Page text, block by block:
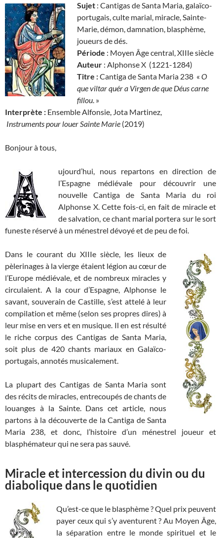
Sujet : Cantigas de Santa Maria, galaïco-
portugais, culte marial, miracle, Sainte-
Marie, démon, damnation, blasphème,
joueurs de dés.
Période : Moyen Âge central, XIIIe siècle
Auteur : Alphonse X (1221-1284)
Titre :Cantiga de Santa Maria 238 « O
que viltar quér a Virgen de que Déus carne
fillou. »
Interprète : Ensemble Alfonsie, Jota Martinez,
Instruments pour louer Sainte Marie (2019)
Bonjour à tous,
ujourd’hui, nous repartons en direction de
l’Espagne médiévale pour découvrir une
nouvelle Cantiga de Santa Maria du roi
Alphonse X. Cette fois-ci, en fait de miracle et
de salvation, ce chant marial portera sur le sort
funeste réservé à un ménestrel dévoyé et de peu de foi.
Dans le courant du XIIIe siècle, les lieux de
pèlerinages à la vierge étaient légion au cœur de
l’Europe médiévale, et de nombreux miracles y
circulaient. A la cour d’Espagne, Alphonse le
savant, souverain de Castille, s’est attelé à leur
compilation et même (selon ses propres dires) à
leur mise en vers et en musique. Il en est résulté
le riche corpus des Cantigas de Santa Maria,
soit plus de 420 chants mariaux en Galaïco-
portugais, annotés musicalement.
La plupart des Cantigas de Santa Maria sont
des récits de miracles, entrecoupés de chants de
louanges à la Sainte. Dans cet article, nous
partons à la découverte de la Cantiga de Santa
Maria 238, et donc, l’histoire d’un ménestrel joueur et
blasphémateur qui ne sera pas sauvé.
Miracle et intercession du divin ou du
diabolique dans le quotidien
Qu’est-ce que le blasphème ? Quel prix peuvent
payer ceux qui s’y aventurent ? Au Moyen Âge,
la séparation entre le monde spirituel et le